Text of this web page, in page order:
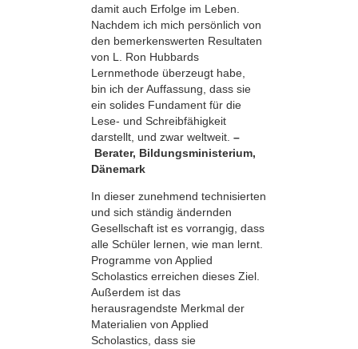
damit auch Erfolge im Leben.
Nachdem ich mich persönlich von
den bemerkens­werten Resultaten
von L. Ron Hubbards
Lernmethode überzeugt habe,
bin ich der Auffassung, dass sie
ein solides Fundament für die
Lese- und Schreibfähigkeit
darstellt, und zwar weltweit. –
Berater, Bildungsministerium,
Dänemark
In dieser zunehmend technisierten
und sich ständig ändernden
Gesellschaft ist es vorrangig, dass
alle Schüler lernen, wie man lernt.
Programme von Applied
Scholastics erreichen dieses Ziel.
Außerdem ist das
herausragendste Merkmal der
Materialien von Applied
Scholastics, dass sie